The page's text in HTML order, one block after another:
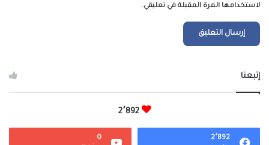
لاستخدامها المرة المقبلة في تعليقي.
إتبعنا
2٬892
2٬892 0